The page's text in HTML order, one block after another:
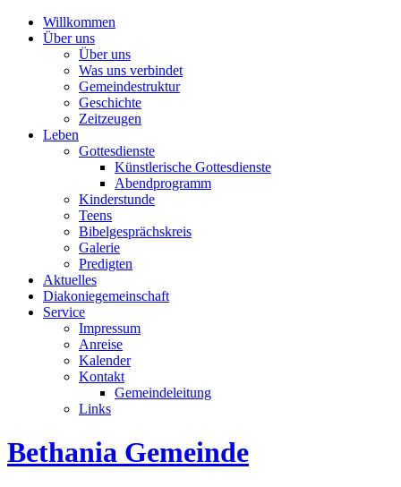
Willkommen
Über uns
Über uns
Was uns verbindet
Gemeindestruktur
Geschichte
Zeitzeugen
Leben
Gottesdienste
Künstlerische Gottesdienste
Abendprogramm
Kinderstunde
Teens
Bibelgesprächskreis
Galerie
Predigten
Aktuelles
Diakoniegemeinschaft
Service
Impressum
Anreise
Kalender
Kontakt
Gemeindeleitung
Links
Bethania Gemeinde